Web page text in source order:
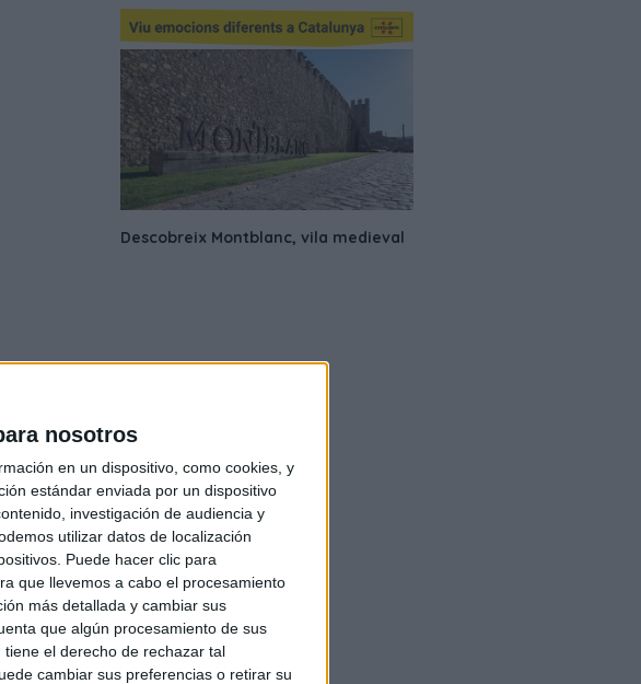
nosotros
en un dispositivo, como cookies, y
estándar enviada por un dispositivo
investigación de audiencia y
utilizar datos de localización
Puede hacer clic para
que llevemos a cabo el procesamiento
más detallada y cambiar sus
que algún procesamiento de sus
el derecho de rechazar tal
cambiar sus preferencias o retirar su